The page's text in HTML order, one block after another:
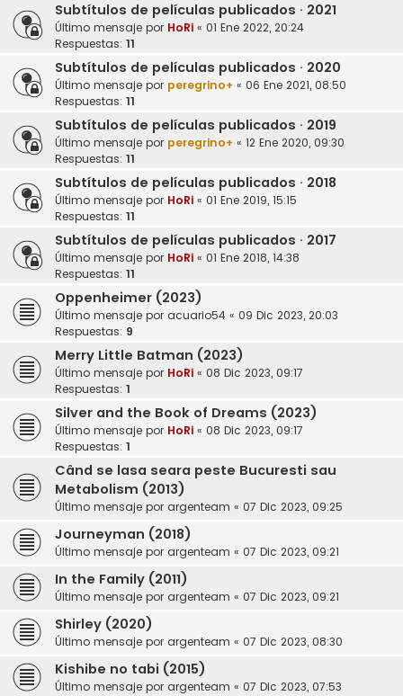
Subtítulos de películas publicados · 2021
Último mensaje por HoRi « 01 Ene 2022, 20:24
Respuestas: 11
Subtítulos de películas publicados · 2020
Último mensaje por peregrino+ « 06 Ene 2021, 08:50
Respuestas: 11
Subtítulos de películas publicados · 2019
Último mensaje por peregrino+ « 12 Ene 2020, 09:30
Respuestas: 11
Subtítulos de películas publicados · 2018
Último mensaje por HoRi « 01 Ene 2019, 15:15
Respuestas: 11
Subtítulos de películas publicados · 2017
Último mensaje por HoRi « 01 Ene 2018, 14:38
Respuestas: 11
Oppenheimer (2023)
Último mensaje por acuario54 « 09 Dic 2023, 20:03
Respuestas: 9
Merry Little Batman (2023)
Último mensaje por HoRi « 08 Dic 2023, 09:17
Respuestas: 1
Silver and the Book of Dreams (2023)
Último mensaje por HoRi « 08 Dic 2023, 09:17
Respuestas: 1
Când se lasa seara peste Bucuresti sau
Metabolism (2013)
Último mensaje por argenteam « 07 Dic 2023, 09:25
Journeyman (2018)
Último mensaje por argenteam « 07 Dic 2023, 09:21
In the Family (2011)
Último mensaje por argenteam « 07 Dic 2023, 09:21
Shirley (2020)
Último mensaje por argenteam « 07 Dic 2023, 08:30
Kishibe no tabi (2015)
Último mensaje por argenteam « 07 Dic 2023, 07:53